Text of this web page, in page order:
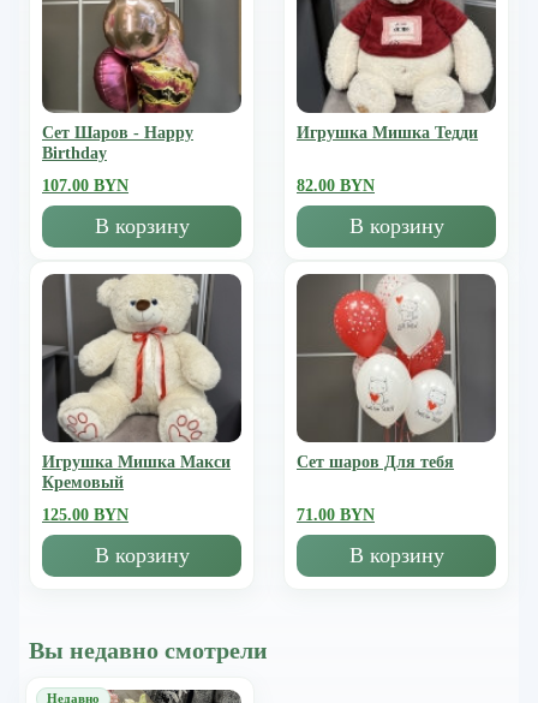
Сет Шаров - Happy
Birthday
107.00 BYN
В корзину
Игрушка Мишка Тедди
82.00 BYN
В корзину
Игрушка Мишка Mакси
Кремовый
125.00 BYN
В корзину
Сет шаров Для тебя
71.00 BYN
В корзину
Вы недавно смотрели